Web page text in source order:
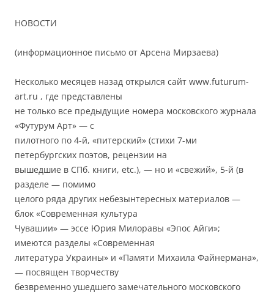
НОВОСТИ
(информационное письмо от Арсена Мирзаева)
Несколько месяцев назад открылся сайт www.futurum-
art.ru , где представлены
не только все предыдущие номера московского журнала
«Футурум Арт» — с
пилотного по 4-й, «питерский» (стихи 7-ми
петербургских поэтов, рецензии на
вышедшие в СПб. книги, etc.), — но и «свежий», 5-й (в
разделе — помимо
целого ряда других небезынтересных материалов —
блок «Современная культура
Чувашии» — эссе Юрия Милоравы «Эпос Айги»;
имеются разделы «Современная
литература Украины» и «Памяти Михаила Файнермана»,
— посвящен творчеству
безвременно ушедшего замечательного московского